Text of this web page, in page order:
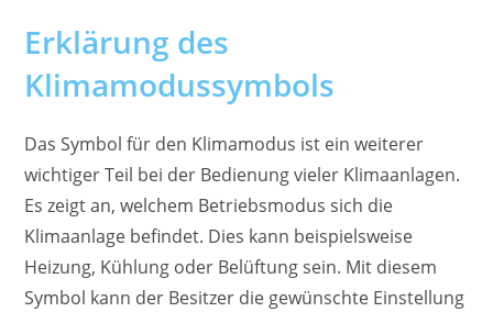
Erklärung des
Klimamodussymbols
Das Symbol für den Klimamodus ist ein weiterer
wichtiger Teil bei der Bedienung vieler Klimaanlagen.
Es zeigt an, welchem Betriebsmodus sich die
Klimaanlage befindet. Dies kann beispielsweise
Heizung, Kühlung oder Belüftung sein. Mit diesem
Symbol kann der Besitzer die gewünschte Einstellung